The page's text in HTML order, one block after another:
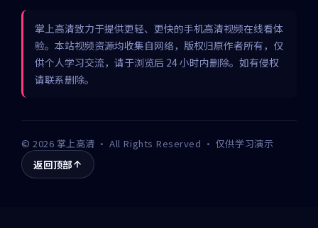
掌上高清致力于提供更轻、更快的手机高清视频在线看体
验。本站视频资源均收集自网络，版权归原作者所有，仅
供个人学习交流，请于浏览后 24 小时内删除。如有侵权
请联系删除。
©2026 掌上高清 · All Rights Reserved · 仅供学习演示
返回顶部